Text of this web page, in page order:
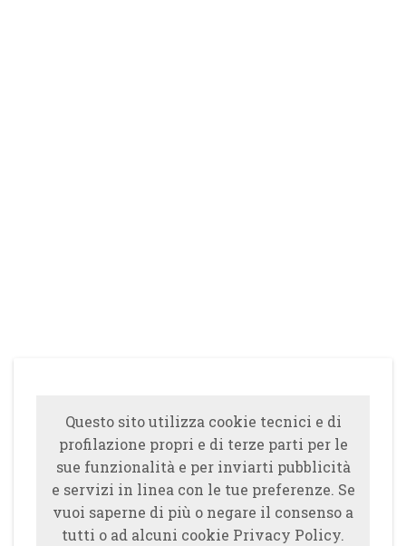
Questo sito utilizza cookie tecnici e di
profilazione propri e di terze parti per le
sue funzionalità e per inviarti pubblicità
e servizi in linea con le tue preferenze. Se
vuoi saperne di più o negare il consenso a
tutti o ad alcuni cookie Privacy Policy.